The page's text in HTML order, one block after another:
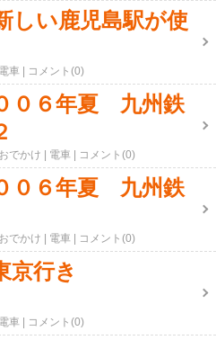
しい鹿児島駅が使
電車 コメント(0)
０６年夏 九州鉄
おでかけ 電車 コメント(0)
０６年夏 九州鉄
おでかけ 電車 コメント(0)
京行き
電車 コメント(0)